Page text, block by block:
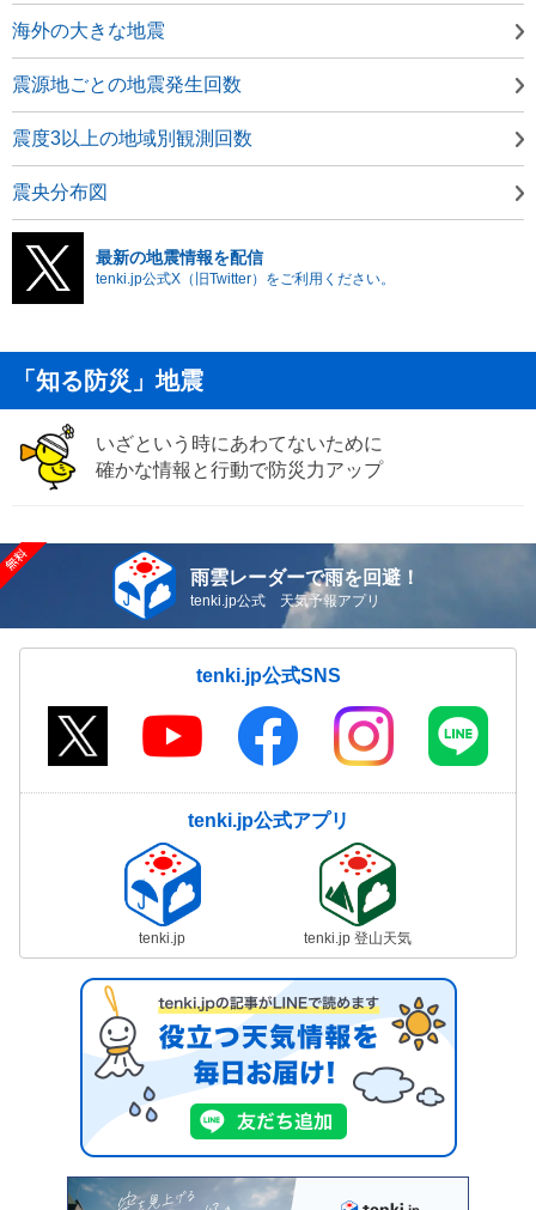
海外の大きな地震
震源地ごとの地震発生回数
震度3以上の地域別観測回数
震央分布図
最新の地震情報を配信
tenki.jp公式X（旧Twitter）をご利用ください。
「知る防災」地震
いざという時にあわてないために
確かな情報と行動で防災力アップ
雨雲レーダーで雨を回避！
tenki.jp公式 天気予報アプリ
tenki.jp公式SNS
tenki.jp公式アプリ
tenki.jp tenki.jp 登山天気